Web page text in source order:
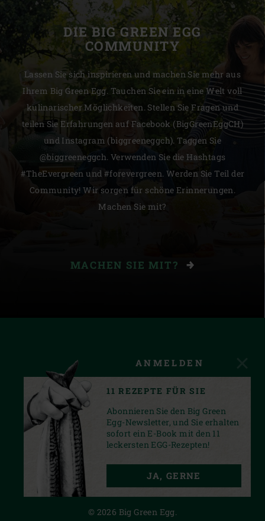
DIE BIG GREEN EGG
COMMUNITY
Lassen Sie sich inspirieren und machen Sie mehr aus
Ihrem Big Green Egg. Tauchen Sie ein in eine Welt voll
kulinarischer Möglichkeiten. Stellen Sie Fragen und
teilen Sie Erfahrungen auf Facebook (BigGreenEggCH)
und Instagram (biggreeneggch). Taggen Sie
@biggreeneggch. Verwenden Sie die Hashtags
#TheEvergreen und #forevergreen. Werden Sie Teil der
Community! Wir sorgen für schöne Erinnerungen.
Machen Sie mit?
MACHEN SIE MIT?
PRIVACY STATEMENT
© 2026 Big Green Egg.
ANMELDEN
11 REZEPTE FÜR SIE
Abonnieren Sie den Big Green
Egg-Newsletter, und Sie erhalten
sofort ein E-Book mit den 11
leckersten EGG-Rezepten!
JA, GERNE